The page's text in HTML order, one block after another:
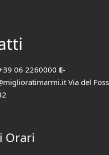
06 2260000 E-
Via del
Orari